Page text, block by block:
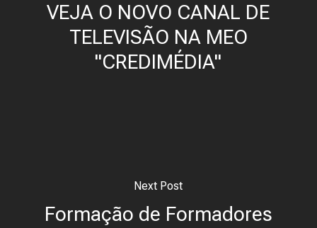
VEJA O NOVO CANAL DE
TELEVISÃO NA MEO
"CREDIMÉDIA"
Next Post
Formação de Formadores